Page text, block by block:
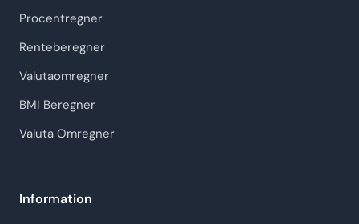
Procentregner
Renteberegner
Valutaomregner
BMI Beregner
Valuta Omregner
Information